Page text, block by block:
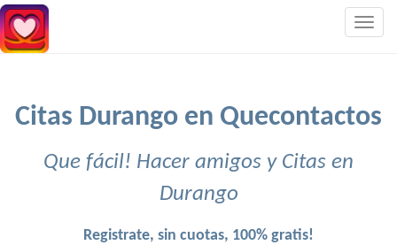
Citas Durango en Quecontactos
Que fácil! Hacer amigos y Citas en
Durango
Registrate, sin cuotas, 100% gratis!